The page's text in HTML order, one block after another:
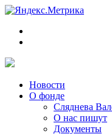
Новости
О фонде
Сляднева
О нас пишут
Документы